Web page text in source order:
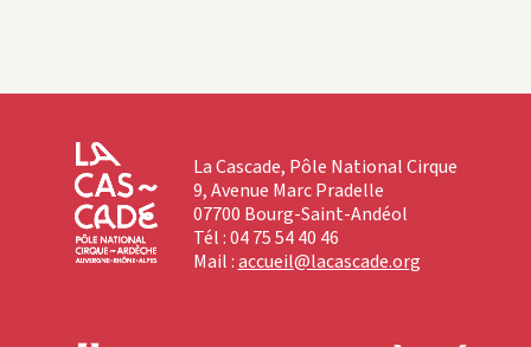
La Cascade, Pôle National Cirque
9, Avenue Marc Pradelle
07700 Bourg-Saint-Andéol
Tél : 04 75 54 40 46
Mail :accueil@lacascade.org